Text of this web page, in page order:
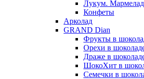
Лукум. Мармелад
Конфеты
Арколад
GRAND Dian
Фрукты в
Орехи в
Драже в
ШокоХит в
Семечки в